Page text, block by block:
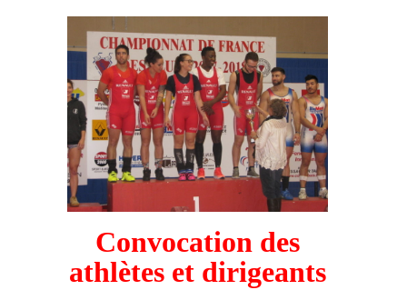
Convocation des
athlètes et dirigeants